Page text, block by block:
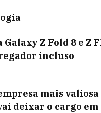
Z Fold 8 e Z
incluso
mais valiosa
deixar o cargo em